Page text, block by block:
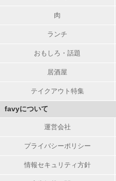
肉
ランチ
おもしろ・話題
居酒屋
テイクアウト特集
favyについて
運営会社
プライバシーポリシー
情報セキュリティ方針